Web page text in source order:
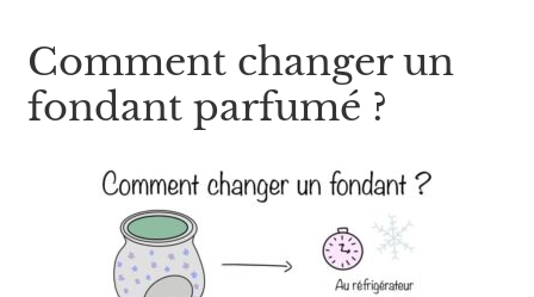
Comment changer un
fondant parfumé ?